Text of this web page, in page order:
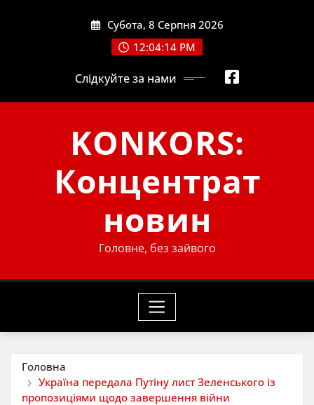
Субота, 8 Серпня 2026
12:04:15 PM
Слідкуйте за нами
KONKORS:
Концентрат
новин
Головне, без зайвого
Головна
Україна передала Путіну лист Зеленського із
пропозиціями щодо завершення війни